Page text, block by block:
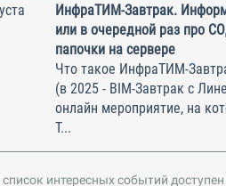
ИнфраТИМ-Завтрак.
или в очередной раз про
папочки на сервере
Что такое ИнфраТИМ-
(в 2025 - BIM-Завтрак с
онлайн мероприятие, на
Т...
интересных событий